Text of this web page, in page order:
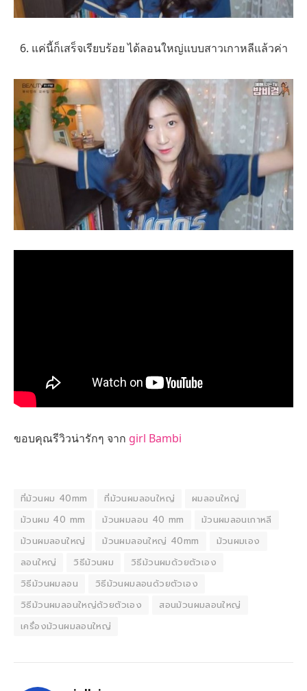
6. แค่นี้ก็เสร็จเรียบร้อย ได้ลอนใหญ่แบบสาวเกาหลีแล้วค่า
ขอบคุณรีวิวน่ารักๆ จาก girl Bambi
ที่ม้วนผม 40mm ที่ม้วนผมลอนใหญ่
ผมลอนใหญ่
ม้วนผม 40 mm
ม้วนผมลอน 40 mm
ม้วนผมลอนเกาหลี
ม้วนผมลอนใหญ่
ม้วนผมลอนใหญ่ 40mm
ม้วนผมเอง
ลอนใหญ่
วิธีม้วนผม
วิธีม้วนผมด้วยตัวเอง
วิธีม้วนผมลอน
วิธีม้วนผมลอนด้วยตัวเอง
วิธีม้วนผมลอนใหญ่ด้วยตัวเอง
สอนม้วนผมลอนใหญ่
เครื่องม้วนผมลอนใหญ่